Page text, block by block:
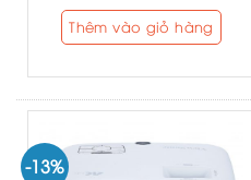
Thêm vào giỏ hàng
-13%